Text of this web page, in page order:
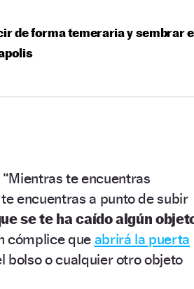
de forma temeraria y sembrar
te encuentras
te encuentras a punto de subir
se te ha caído algún
cómplice que abrirá la puerta
bolso o cualquier otro objeto